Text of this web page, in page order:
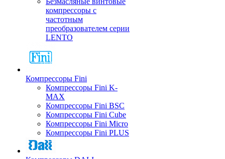
компрессоры с
частотным
преобразователем серии
LENTO
Компрессоры Fini
Компрессоры Fini K-
MAX
Компрессоры Fini BSC
Компрессоры Fini Cube
Компрессоры Fini Micro
Компрессоры Fini PLUS